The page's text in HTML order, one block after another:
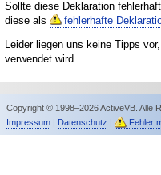
Sollte diese Deklaration
diese als
fehlerhafte
Leider liegen uns keine Tipps
verwendet wird.
Copyright © 1998–2026 ActiveVB. Alle
Impressum| Datenschutz | Fehler